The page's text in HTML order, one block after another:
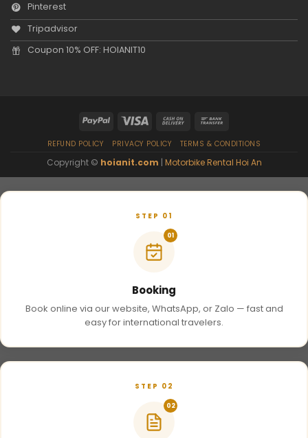
Pinterest
Tripadvisor
Coupon 10% OFF: HOIANIT10
REFUND POLICY PRIVACY POLICY TERMS & CONDITIONS
Copyright © hoianit.com | Motorbike Rental Hoi An
STEP 01
01
Booking
Book online via our website, WhatsApp, or Zalo — fast and
easy for international travelers.
STEP 02
02